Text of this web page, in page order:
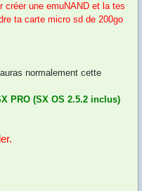
créer une emuNAND et la tes
ta carte micro sd de 200go
normalement cette
PRO (SX OS 2.5.2 inclus)